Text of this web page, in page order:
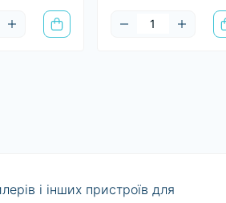
і інших пристроїв для